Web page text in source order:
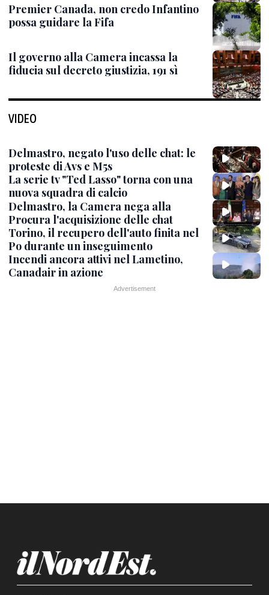
Premier Canada, non credo Infantino
possa guidare la Fifa
Il governo alla Camera incassa la
fiducia sul decreto giustizia, 191 sì
VIDEO
Delmastro, negato l'uso delle chat: le
proteste di Avs e M5s
La serie tv "Ted Lasso" torna con una
nuova squadra di calcio
Delmastro, la Camera nega alla
Procura l'acquisizione delle chat
Torino, il recupero dell'auto finita nel
Po durante un inseguimento
Incendi ancora attivi nel Lametino,
Canadair in azione